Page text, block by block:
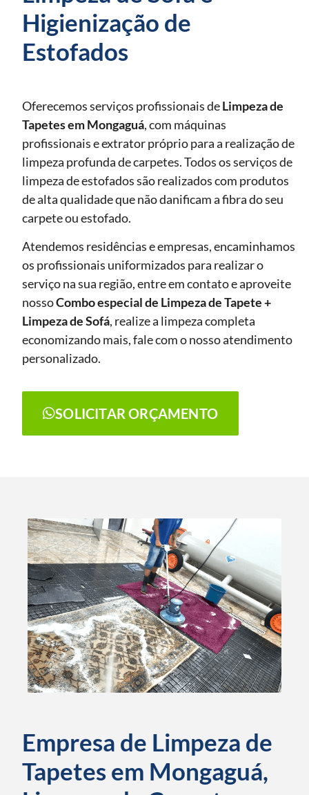
Higienização de
Estofados
Oferecemos serviços profissionais deLimpeza de
Tapetesem Mongaguá, com máquinas
profissionais e extrator próprio para a realização de
limpeza profunda de carpetes. Todos os serviços de
limpeza de estofados são realizados com produtos
de alta qualidade que não danificam a fibra do seu
carpete ou estofado.
Atendemos residências e empresas, encaminhamos
os profissionais uniformizados para realizar o
serviço na sua região, entre em contato e aproveite
nossoCombo especial de Limpeza de Tapete +
Limpeza de Sofá, realize a limpeza completa
economizando mais, fale com o nosso atendimento
personalizado.
SOLICITAR ORÇAMENTO
Empresa de Limpeza de
Tapetes em Mongaguá,